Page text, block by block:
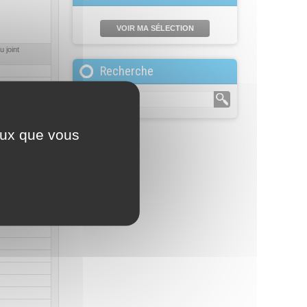
joint
VOIR MA SÉLECTION
Recherche
que vous